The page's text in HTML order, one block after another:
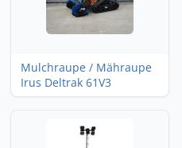
Mulchraupe / Mähraupe
Irus Deltrak 61V3